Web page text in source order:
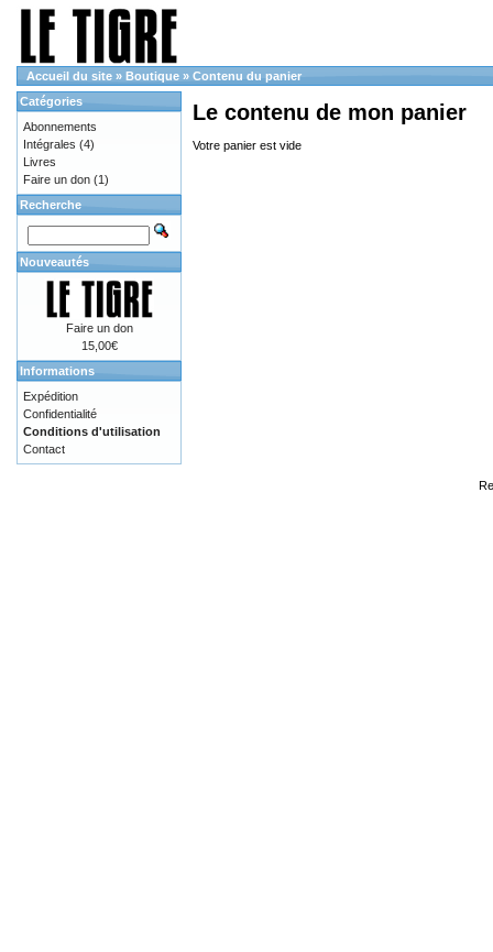
Accueil du site » Boutique » Contenu du panier
Le contenu de mon panier
Votre panier est vide
Catégories
Abonnements
Intégrales (4)
Livres
Faire un don (1)
Recherche
Nouveautés
Faire un don
15,00€
Informations
Expédition
Confidentialité
Conditions d'utilisation
Contact